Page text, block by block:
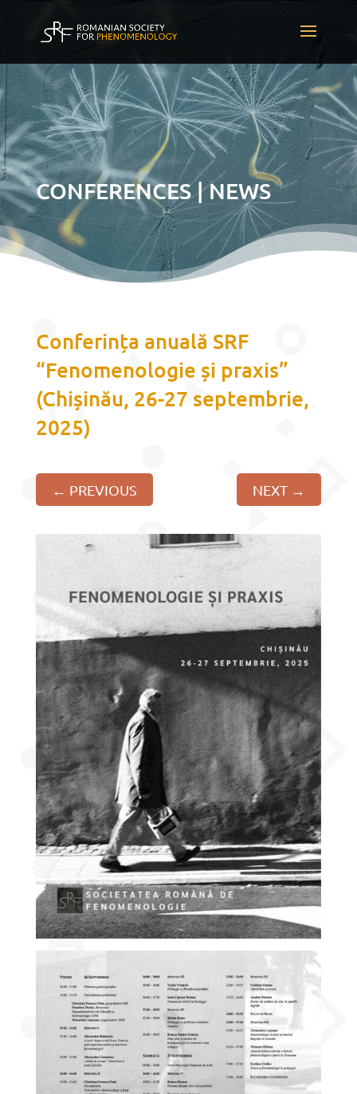
CONFERENCES | NEWS
Conferința anuală SRF
“Fenomenologie și praxis”
(Chișinău, 26-27 septembrie,
2025)
← PREVIOUS NEXT →